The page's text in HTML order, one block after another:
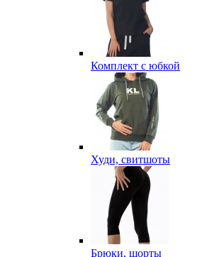
Комплект с юбкой
Худи, свитшоты
Брюки, шорты